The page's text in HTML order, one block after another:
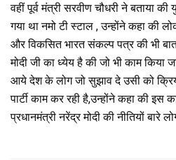
वहीं पूर्व मंत्री सरवीण चौधरी ने बताया की
गया था नमो टी स्टाल , उन्होंने कहा की
और विकसित भारत संकल्प पत्र की भी
मोदी जी का ध्येय है की जो भी काम किया
आये देश के लोग जो सुझाव दे उसी को
पार्टी काम कर रही है,उन्होंने कहा की इस
प्रधानमंत्री नरेंद्र मोदी की नीतियों बारे